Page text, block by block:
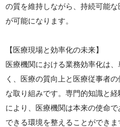
の質を維持しながら、持続可能
が可能になります。
【医療現場と効率化の未来】
医療機関における業務効率化は
く、医療の質向上と医療従事者
な取り組みです。専門的知識と
により、医療機関は本来の使命
できる環境を整えることができ